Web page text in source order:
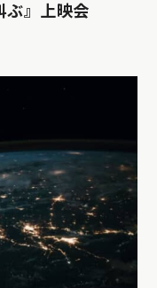
ぶ』上映会